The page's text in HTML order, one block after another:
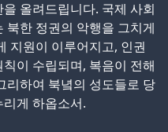
올려드립니다. 국제 사회
북한 정권의 악행을 그치게
지원이 이루어지고, 인권
이 수립되며, 복음이 전해
리하여 북녘의 성도들로 당
게 하옵소서.